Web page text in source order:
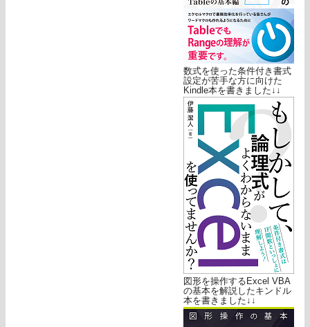
数式を使った条件付き書式
設定が苦手な方に向けた
Kindle本を書きました↓↓
図形を操作するExcel VBA
の基本を解説したキンドル
本を書きました↓↓